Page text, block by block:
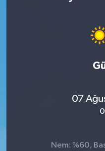
07
Nem: %60,